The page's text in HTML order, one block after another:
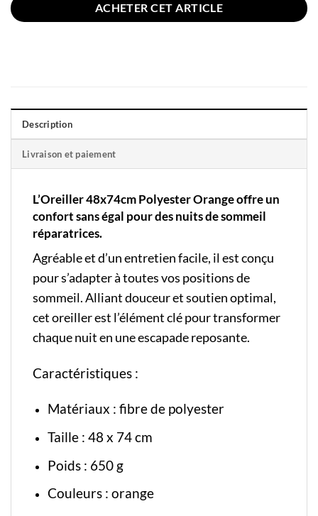
ACHETER CET ARTICLE
Description
Livraison et paiement
L’Oreiller 48x74cm Polyester Orange offre un
confort sans égal pour des nuits de sommeil
réparatrices.
Agréable et d’un entretien facile, il est conçu
pour s’adapter à toutes vos positions de
sommeil. Alliant douceur et soutien optimal,
cet oreiller est l’élément clé pour transformer
chaque nuit en une escapade reposante.
Caractéristiques :
Matériaux : fibre de polyester
Taille : 48 x 74 cm
Poids : 650 g
Couleurs : orange